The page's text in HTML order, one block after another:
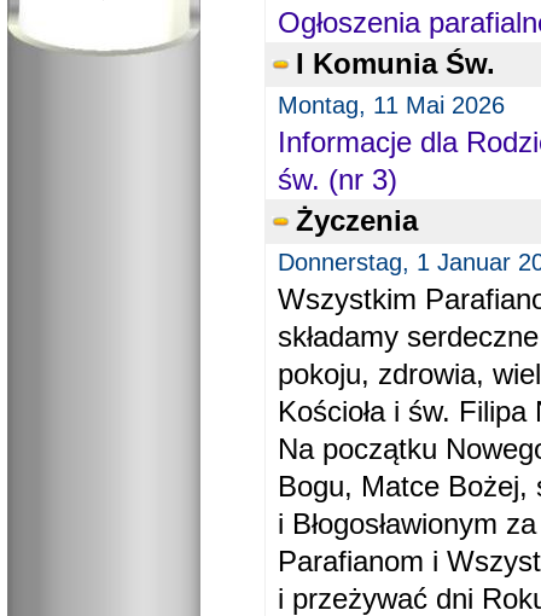
Ogłoszenia
I Komunia Św.
Montag, 11 Mai 2026
Informacje dla
św. (nr 3)
Życzenia
Donnerstag, 1 Januar
Wszystkim
składamy
pokoju, zdrowia,
Kościoła i św. Filipa
Na początku
Bogu, Matce Bożej,
i Błogosławionym
Parafianom i
i przeżywać dni